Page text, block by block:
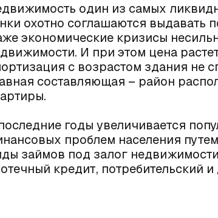
один из самых
охотно соглашаются выдавать
экономические кризисы
И при этом цена
с возрастом здания не
составляющая – район
годы увеличивается
проблем населения
займов под залог
кредит, потребительский